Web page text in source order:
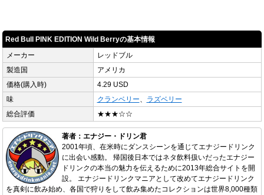
Red Bull PINK EDITION Wild Berryの基本情報
メーカー
レッドブル
製造国
アメリカ
価格(購入時)
4.29 USD
味
クランベリー、
ラズベリー
総合評価
★★★☆☆
著者：エナジー・ドリン君
2001年頃、在米時にダンスシーンを通じてエナジードリンク
に出会い感動。 帰国後日本ではネタ飲料扱いだったエナジー
ドリンクの本当の魅力を伝えるために2013年総合サイトを開
設。 エナジードリンクマニアとして改めてエナジードリンク
を真剣に飲み始め、各国で狩りをして飲み集めたコレクションは世界8,000種類